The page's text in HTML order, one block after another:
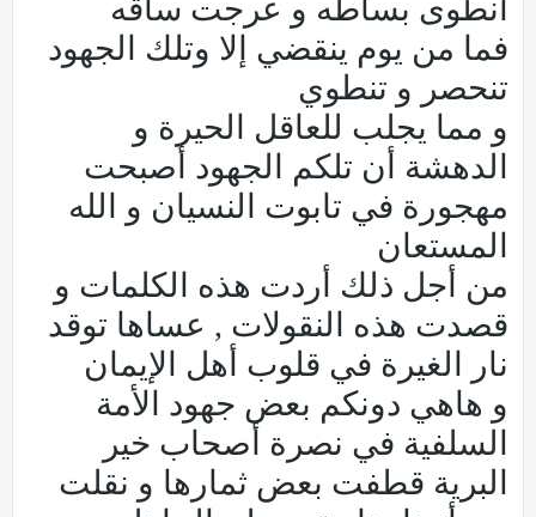
انطوى بساطه و عرجت ساقه
فما من يوم ينقضي إلا وتلك الجهود
تنحصر و تنطوي
و مما يجلب للعاقل الحيرة و
الدهشة أن تلكم الجهود أصبحت
مهجورة في تابوت النسيان و الله
المستعان
من أجل ذلك أردت هذه الكلمات و
قصدت هذه النقولات , عساها توقد
نار الغيرة في قلوب أهل الإيمان
و هاهي دونكم بعض جهود الأمة
السلفية في نصرة أصحاب خير
البرية قطفت بعض ثمارها و نقلت